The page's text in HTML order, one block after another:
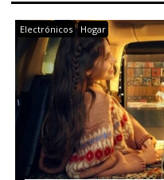
Electrónicos Hogar